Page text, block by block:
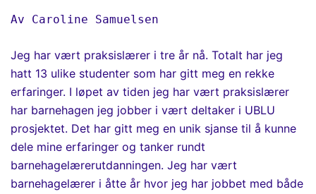
Av Caroline Samuelsen
Jeg har vært praksislærer i tre år nå. Totalt har jeg
hatt 13 ulike studenter som har gitt meg en rekke
erfaringer. I løpet av tiden jeg har vært praksislærer
har barnehagen jeg jobber i vært deltaker i UBLU
prosjektet. Det har gitt meg en unik sjanse til å kunne
dele mine erfaringer og tanker rundt
barnehagelærerutdanningen. Jeg har vært
barnehagelærer i åtte år hvor jeg har jobbet med både